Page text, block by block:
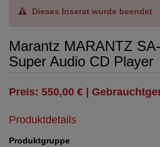
Dieses Inserat wurde beendet
Marantz MARANTZ
Super Audio CD Player
Preis: 550,00 € |
Produktdetails
Produktgruppe